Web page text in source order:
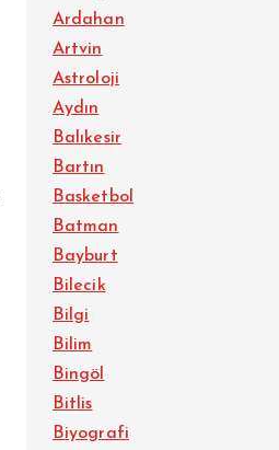
Ardahan
Artvin
Astroloji
Aydın
Balıkesir
Bartın
Basketbol
Batman
Bayburt
Bilecik
Bilgi
Bilim
Bingöl
Bitlis
Biyografi